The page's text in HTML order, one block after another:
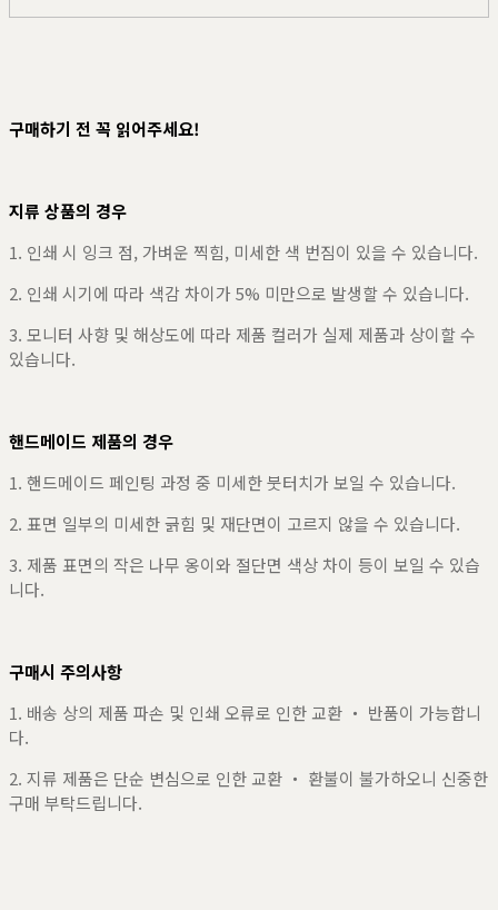
구매하기 전 꼭 읽어주세요!
지류 상품의 경우
1. 인쇄 시 잉크 점, 가벼운 찍힘, 미세한 색 번짐이 있을 수 있습니다.
2. 인쇄 시기에 따라 색감 차이가 5% 미만으로 발생할 수 있습니다.
3. 모니터 사향 및 해상도에 따라 제품 컬러가 실제 제품과 상이할 수
있습니다.
핸드메이드 제품의 경우
1. 핸드메이드 페인팅 과정 중 미세한 붓터치가 보일 수 있습니다.
2. 표면 일부의 미세한 긁힘 및 재단면이 고르지 않을 수 있습니다.
3. 제품 표면의 작은 나무 옹이와 절단면 색상 차이 등이 보일 수 있습
니다.
구매시 주의사항
1. 배송 상의 제품 파손 및 인쇄 오류로 인한 교환 ・ 반품이 가능합니
다.
2. 지류 제품은 단순 변심으로 인한 교환 ・ 환불이 불가하오니 신중한
구매 부탁드립니다.